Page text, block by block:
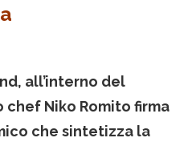
all’interno del
chef Niko Romito firma
che sintetizza la